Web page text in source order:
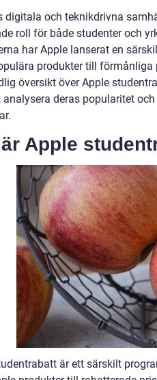
digitala och teknikdrivna
roll för både studenter och
har Apple lanserat en
produkter till förmånliga
översikt över Apple
analysera deras popularitet
Apple
är ett särskilt